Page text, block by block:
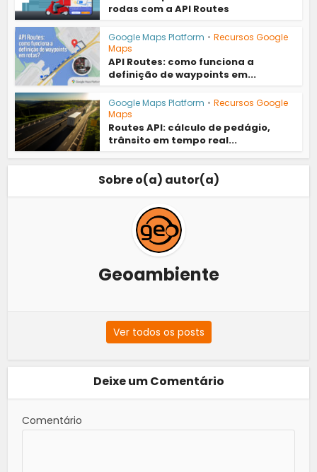
rodas com a API Routes
Google Maps Platform • Recursos Google
Maps
API Routes: como funciona a
definição de waypoints em...
Google Maps Platform • Recursos Google
Maps
Routes API: cálculo de pedágio,
trânsito em tempo real...
Sobre o(a) autor(a)
Geoambiente
Ver todos os posts
Deixe um Comentário
Comentário